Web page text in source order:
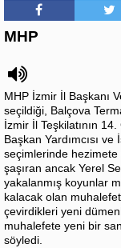
MHP
MHP İzmir İl Başkanı
seçildiği, Balçova
İzmir İl Teşkilatının
Başkan Yardımcısı
seçimlerinde hezimete
şaşıran ancak Yerel
yakalanmış koyunlar
kalacak olan
çevirdikleri yeni
muhalefete yeni bir
söyledi.